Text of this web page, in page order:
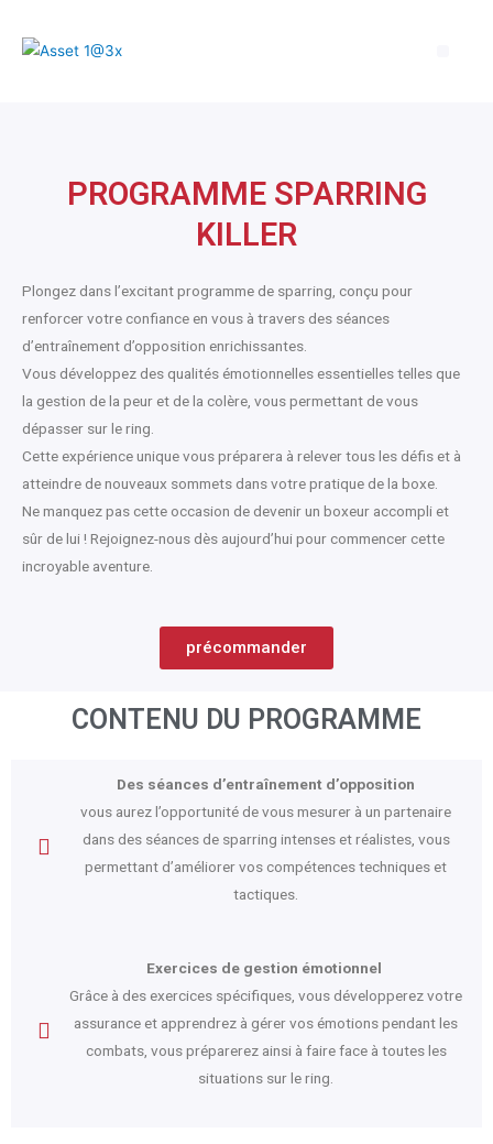
PROGRAMME SPARRING
KILLER
Plongez dans l’excitant programme de sparring, conçu pour
renforcer votre confiance en vous à travers des séances
d’entraînement d’opposition enrichissantes.
Vous développez des qualités émotionnelles essentielles telles que
la gestion de la peur et de la colère, vous permettant de vous
dépasser sur le ring.
Cette expérience unique vous préparera à relever tous les défis et à
atteindre de nouveaux sommets dans votre pratique de la boxe.
Ne manquez pas cette occasion de devenir un boxeur accompli et
sûr de lui ! Rejoignez-nous dès aujourd’hui pour commencer cette
incroyable aventure.
précommander
CONTENU DU PROGRAMME
Des séances d’entraînement d’opposition
vous aurez l’opportunité de vous mesurer à un partenaire
dans des séances de sparring intenses et réalistes, vous
permettant d’améliorer vos compétences techniques et
tactiques.
Exercices de gestion émotionnel
Grâce à des exercices spécifiques, vous développerez votre
assurance et apprendrez à gérer vos émotions pendant les
combats, vous préparerez ainsi à faire face à toutes les
situations sur le ring.